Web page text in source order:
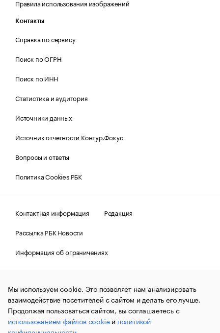
Правила использования изображений
Контакты
Справка по сервису
Поиск по ОГРН
Поиск по ИНН
Статистика и аудитория
Источники данных
Источник отчетности Контур.Фокус
Вопросы и ответы
Политика Cookies РБК
Контактная информация
Редакция
Рассылка РБК Новости
Информация об ограничениях
Правовая информация
О соблюдении авторских прав
© АО «РОСБИЗНЕСКОНСАЛТИНГ»,1995–2026.Сообщения
и материалы информационного агентства «РБК»
(зарегистрировано Федеральной службой по надзору в сфере
связи, информационных технологий и массовых
коммуникаций (Роскомнадзор) 09.12.2015 за номером ИА
№ФС77-63848) сопровождаются пометкой «РБК». Отдельные
Мы используем cookie. Это позволяет нам анализировать
взаимодействие посетителей с сайтом и делать его лучше.
Продолжая пользоваться сайтом, вы соглашаетесь с
использованием файлов cookieи политикой